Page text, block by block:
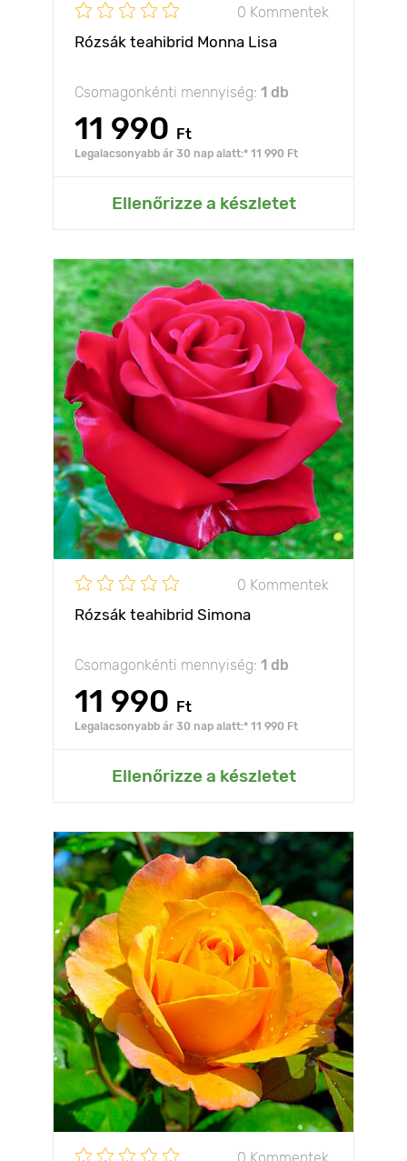
0 Kommentek
Rózsák teahibrid Monna Lisa
Csomagonkénti mennyiség: 1 db
11 990 Ft
Legalacsonyabb ár 30 nap alatt:* 11 990 Ft
Ellenőrizze a készletet
0 Kommentek
Rózsák teahibrid Simona
Csomagonkénti mennyiség: 1 db
11 990 Ft
Legalacsonyabb ár 30 nap alatt:* 11 990 Ft
Ellenőrizze a készletet
0 Kommentek